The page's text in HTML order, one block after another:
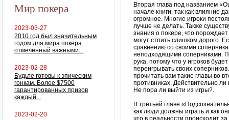
Мир покера
2023-03-27
2010 год был значительным
годом для мира покера
отмеченный важными...
2023-02-28
Будьте готовы к эпическим
гонкам. Более $7500
гарантированных призов
каждый...
2023-02-20
Вторая глава под названием
начале книги, так как влияние
огромное. Многие игроки
лучше не делать. Также
знания о покере, что
могут стоить слишком дорого.
сравнению со своими
неподходящими соперниками.
рука, потому что у игроков
переигрывать своих
прочитать вам такие главы во
противниках, Действительно
Не пора ли выйти из игры?.
В третьей главе
как люди должны играть и как
что в реальности происходит